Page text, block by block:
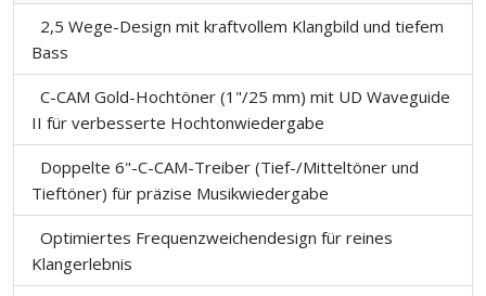
2,5 Wege-Design mit kraftvollem Klangbild und tiefem
Bass
C-CAM Gold-Hochtöner (1"/25 mm) mit UD Waveguide
II für verbesserte Hochtonwiedergabe
Doppelte 6"-C-CAM-Treiber (Tief-/Mitteltöner und
Tieftöner) für präzise Musikwiedergabe
Optimiertes Frequenzweichendesign für reines
Klangerlebnis